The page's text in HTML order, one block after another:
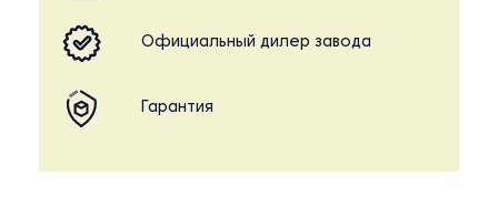
Официальный дилер завода
Гарантия